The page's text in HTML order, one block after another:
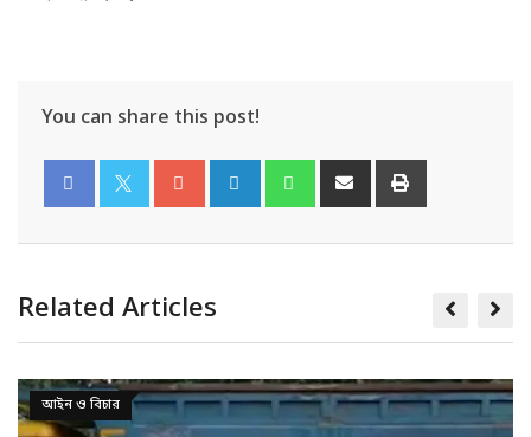
You can share this post!
Related Articles
আইন ও বিচার